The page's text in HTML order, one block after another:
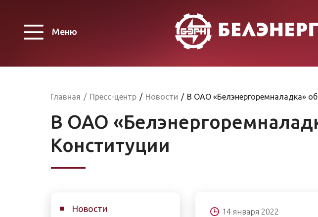
Меню
Главная / Пресс-центр / Новости / В ОАО «Белэнергоремналадка»
В ОАО
Конституции
14 января 2022
Новости